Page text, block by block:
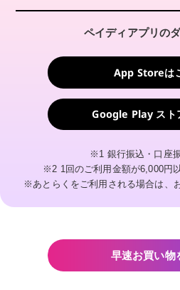
ペイディアプリの
App Storeは
Google Play スト
※1 銀行振込・口座
※2 1回のご利用金額が6,000円
※あとらくをご利用される場合は、
早速お買い物